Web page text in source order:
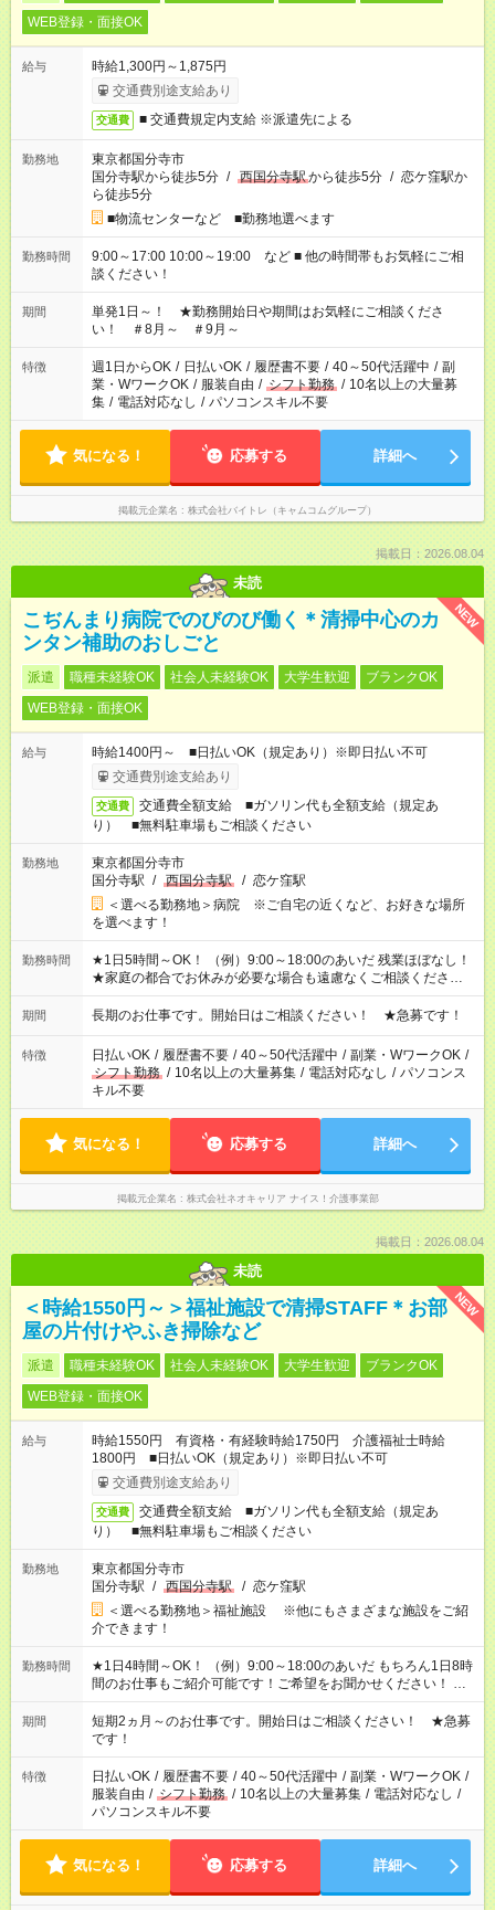
WEB登録・面接OK
給与
時給1,300円～1,875円
交通費別途支給あり
交通費 ■ 交通費規定内支給 ※派遣先による
勤務地
東京都国分寺市
国分寺駅から徒歩5分 / 西国分寺駅から徒歩5分 / 恋ケ窪駅か
ら徒歩5分
■物流センターなど ■勤務地選べます
勤務時間
9:00～17:00 10:00～19:00 など ■ 他の時間帯もお気軽にご相
談ください！
期間
単発1日～！ ★勤務開始日や期間はお気軽にご相談くださ
い！ ＃8月～ ＃9月～
特徴 週1日からOK / 日払いOK / 履歴書不要 / 40～50代活躍中 / 副
業・WワークOK / 服装自由 / シフト勤務 / 10名以上の大量募
集 / 電話対応なし / パソコンスキル不要
気になる！ 応募する 詳細へ
掲載元企業名 株式会社バイトレ（キャムコムグループ）
掲載日：2026.08.04
未読
NEW
こぢんまり病院でのびのび働く＊清掃中心のカ
ンタン補助のおしごと
派遣 職種未経験OK 社会人未経験OK 大学生歓迎
ブランクOK
WEB登録・面接OK
給与
時給1400円～ ■日払いOK（規定あり）※即日払い不可
交通費別途支給あり
交通費
交通費全額支給 ■ガソリン代も全額支給（規定あ
り） ■無料駐車場もご相談ください
勤務地
東京都国分寺市
国分寺駅 / 西国分寺駅 / 恋ケ窪駅
＜選べる勤務地＞病院 ※ご自宅の近くなど、お好きな場所
を選べます！
勤務時間
★1日5時間～OK！ （例）9:00～18:00のあいだ 残業ほぼなし！
★家庭の都合でお休みが必要な場合も遠慮なくご相談ください。
※シフトはご希望に合わせて調整可能です。 その他、 ＊週4日・
1日7時間 ＊日勤のみ ＊土日休み ＊午前だけ・午後だけ ＊平日
仕事をご紹介できます！ 登録の際に、あなたのご希望をお聞か
せください。
期間 長期のお仕事です。開始日はご相談ください！ ★急募です！
特徴 日払いOK / 履歴書不要 / 40～50代活躍中 / 副業・WワークOK /
シフト勤務 / 10名以上の大量募集 / 電話対応なし / パソコンス
キル不要
気になる！ 応募する 詳細へ
掲載元企業名 株式会社ネオキャリア ナイス！介護事業部
掲載日：2026.08.04
未読
NEW
＜時給1550円～＞福祉施設で清掃STAFF＊お部
屋の片付けやふき掃除など
派遣 職種未経験OK 社会人未経験OK 大学生歓迎
ブランクOK
WEB登録・面接OK
給与
時給1550円 有資格・有経験時給1750円 介護福祉士時給
1800円 ■日払いOK（規定あり）※即日払い不可
交通費別途支給あり
交通費
交通費全額支給 ■ガソリン代も全額支給（規定あ
り） ■無料駐車場もご相談ください
勤務地
東京都国分寺市
国分寺駅 / 西国分寺駅 / 恋ケ窪駅
＜選べる勤務地＞福祉施設 ※他にもさまざまな施設をご紹
介できます！
勤務時間
★1日4時間～OK！ （例）9:00～18:00のあいだ もちろん1日8時
間のお仕事もご紹介可能です！ご希望をお聞かせください！ ★
家庭の都合でお休みが必要な場合も遠慮なくご相談ください。
※週最低15時間以上の勤務が必要です
期間
短期2ヵ月～のお仕事です。開始日はご相談ください！ ★急募
です！
特徴 日払いOK / 履歴書不要 / 40～50代活躍中 / 副業・WワークOK /
服装自由 / シフト勤務 / 10名以上の大量募集 / 電話対応なし /
パソコンスキル不要
気になる！ 応募する 詳細へ